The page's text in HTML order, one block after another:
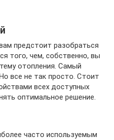
предстоит разобраться
того, чем, собственно, вы
отопления. Самый
все не так просто. Стоит
всех доступных
оптимальное решение.
часто используемым